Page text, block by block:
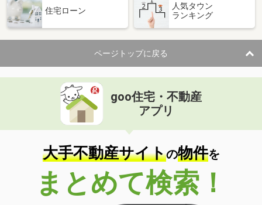
住宅ローン
人気タウン
ランキング
ページトップに戻る
goo住宅・不動産
アプリ
大手不動産サイトの物件を
まとめて検索！